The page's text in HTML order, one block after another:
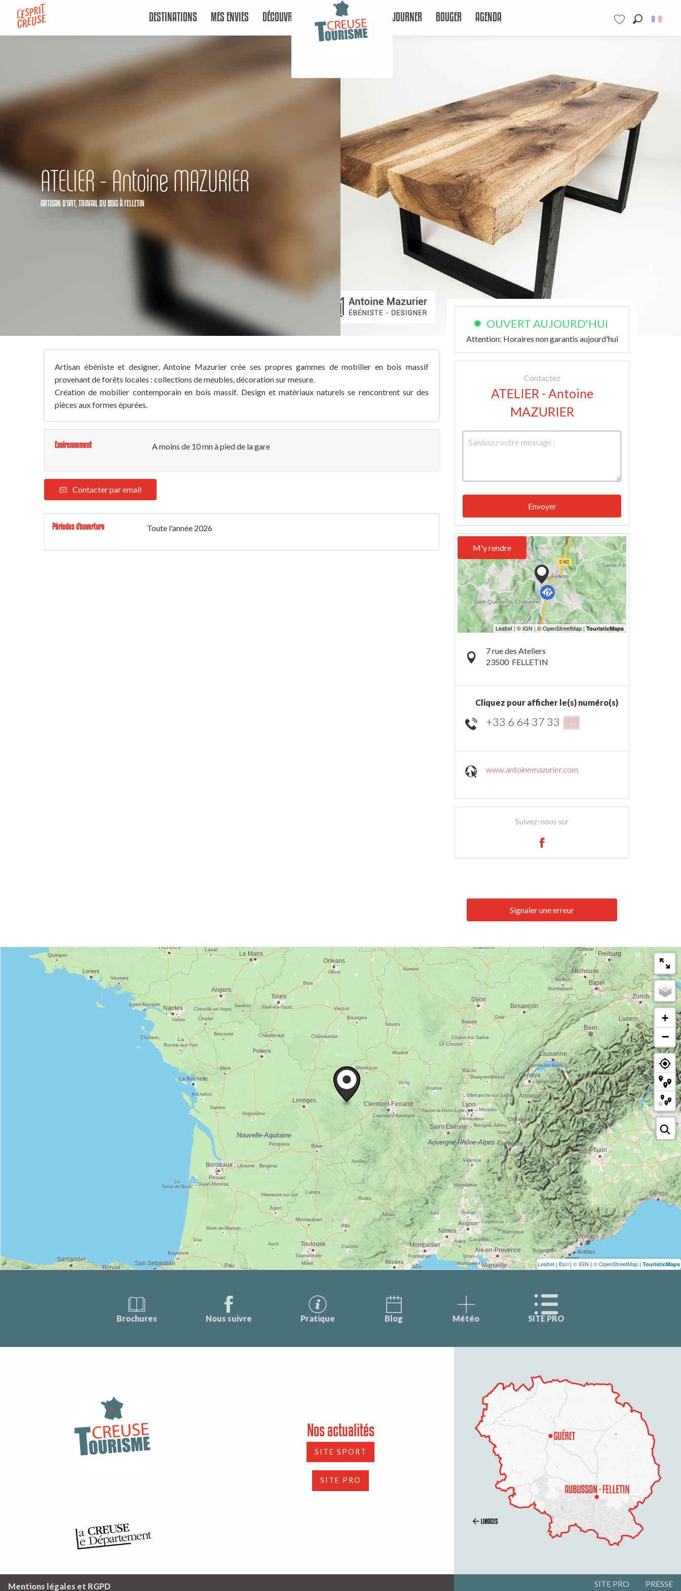
contenu
DESTINATIONS MES ENVIES DÉCOUVRIR SÉJOURNER BOUGER AGENDA
ATELIER - Antoine MAZURIER
ARTISAN D'ART,TRAVAIL DU BOISÀ FELLETIN
Artisan ébéniste et designer, Antoine Mazurier crée ses propres gammes de mobilier en bois massif
provenant de forêts locales : collections de meubles, décoration sur mesure.
Création de mobilier contemporain en bois massif. Design et matériaux naturels se rencontrent sur des
pièces aux formes épurées.
Environnement A moins de 10 mn à pied de la gare
Contacter par email
Périodes d'ouverture Toute l'année 2026
OUVERT AUJOURD'HUI
Attention: Horaires non garantis aujourd'hui
Contactez
ATELIER - Antoine
MAZURIER
Envoyer
M'y rendre
7 rue des Ateliers
23500 FELLETIN
Cliquez pour afficher le(s) numéro(s)
+33 6 64 37 33 ▒▒
www.antoinemazurier.com
Suivez-nous sur
Signaler une erreur
+
−
Leaflet | Esri | © IGN | © OpenStreetMap | TouristicMaps
Brochures Nous suivre Pratique Blog Météo SITE PRO
Nos actualités
SITE SPORT
SITE PRO
Mentions légales et RGPD SITE PRO PRESSE